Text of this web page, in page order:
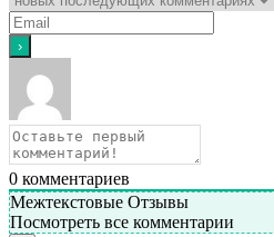
0 комментариев
Межтекстовые Отзывы
Посмотреть все комментарии